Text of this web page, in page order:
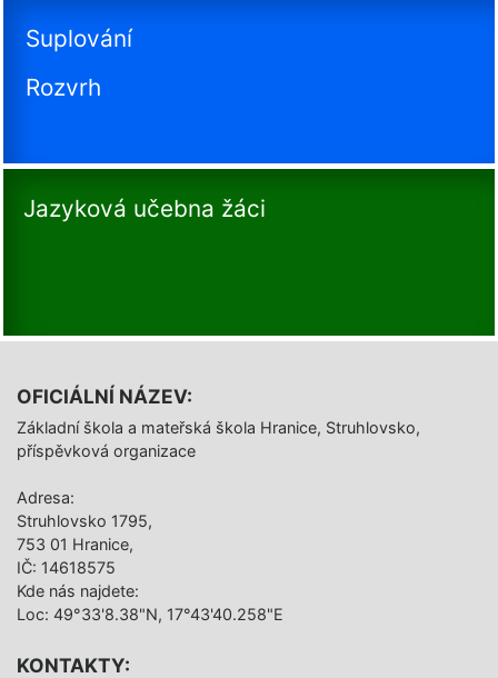
Suplování
Rozvrh
Jazyková učebna žáci
OFICIÁLNÍ NÁZEV:
Základní škola a mateřská škola Hranice, Struhlovsko,
příspěvková organizace
Adresa:
Struhlovsko 1795,
753 01 Hranice,
IČ: 14618575
Kde nás najdete:
Loc: 49°33'8.38"N, 17°43'40.258"E
KONTAKTY: